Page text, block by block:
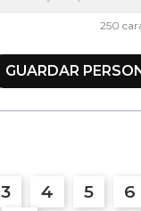
250
GUARDAR
3 4 5 6